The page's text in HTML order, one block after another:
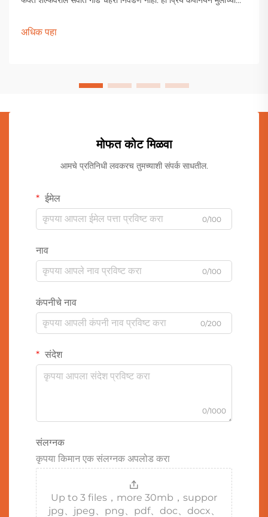
राखतात.
अधिक पहा
मोफत कोट मिळवा
आमचे प्रतिनिधी लवकरच तुमच्याशी संपर्क साधतील.
ईमेल
0/100
नाव
0/100
कंपनीचे नाव
0/200
संदेश
0/1000
संलग्नक
कृपया किमान एक संलग्नक अपलोड करा
Up to 3 files，more 30mb，suppor
jpg、jpeg、png、pdf、doc、docx、